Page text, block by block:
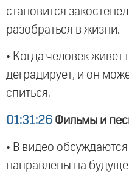
становится
разобраться в жизни.
• Когда человек
деградирует, и он
спиться.
01:31:26 Фильмы и
• В видео
направлены на